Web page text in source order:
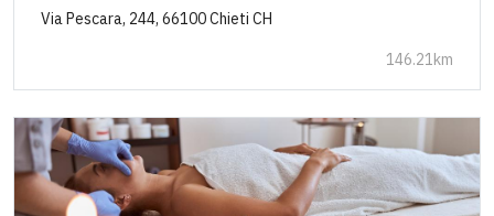
Via Pescara, 244, 66100 Chieti CH
146.21km